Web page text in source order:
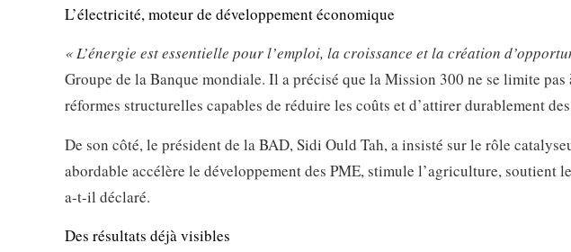
L’électricité, moteur de développement économique
« L’énergie est essentielle pour l’emploi, la croissance et la création
Groupe de la Banque mondiale. Il a précisé que la Mission 300 ne se limite
réformes structurelles capables de réduire les coûts et d’attirer durablement
De son côté, le président de la BAD, Sidi Ould Tah, a insisté sur le rôle
abordable accélère le développement des PME, stimule l’agriculture, soutient
a-t-il déclaré.
Des résultats déjà visibles